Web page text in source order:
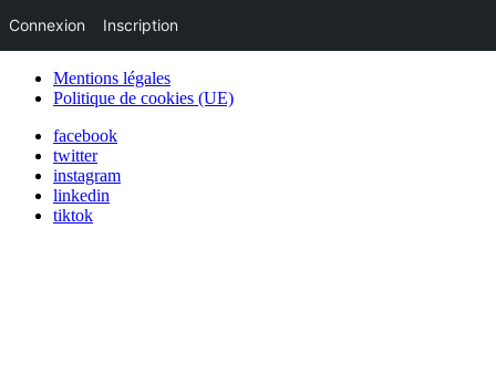
Mentions légales
Politique de cookies (UE)
facebook
twitter
instagram
linkedin
tiktok
Connexion Inscription